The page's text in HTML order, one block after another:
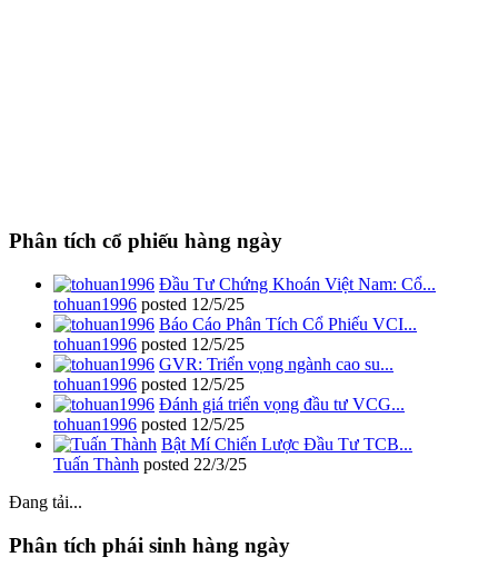
Phân tích cổ phiếu hàng ngày
Đầu Tư Chứng Khoán Việt Nam: Cổ...
tohuan1996 posted 12/5/25
Báo Cáo Phân Tích Cổ Phiếu VCI...
tohuan1996 posted 12/5/25
GVR: Triển vọng ngành cao su...
tohuan1996 posted 12/5/25
Đánh giá triển vọng đầu tư VCG...
tohuan1996 posted 12/5/25
Bật Mí Chiến Lược Đầu Tư TCB...
Tuấn Thành posted 22/3/25
Đang tải...
Phân tích phái sinh hàng ngày